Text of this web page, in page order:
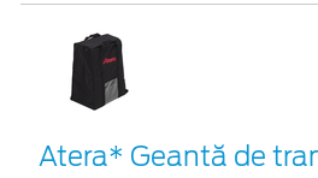
Atera* Geantă de